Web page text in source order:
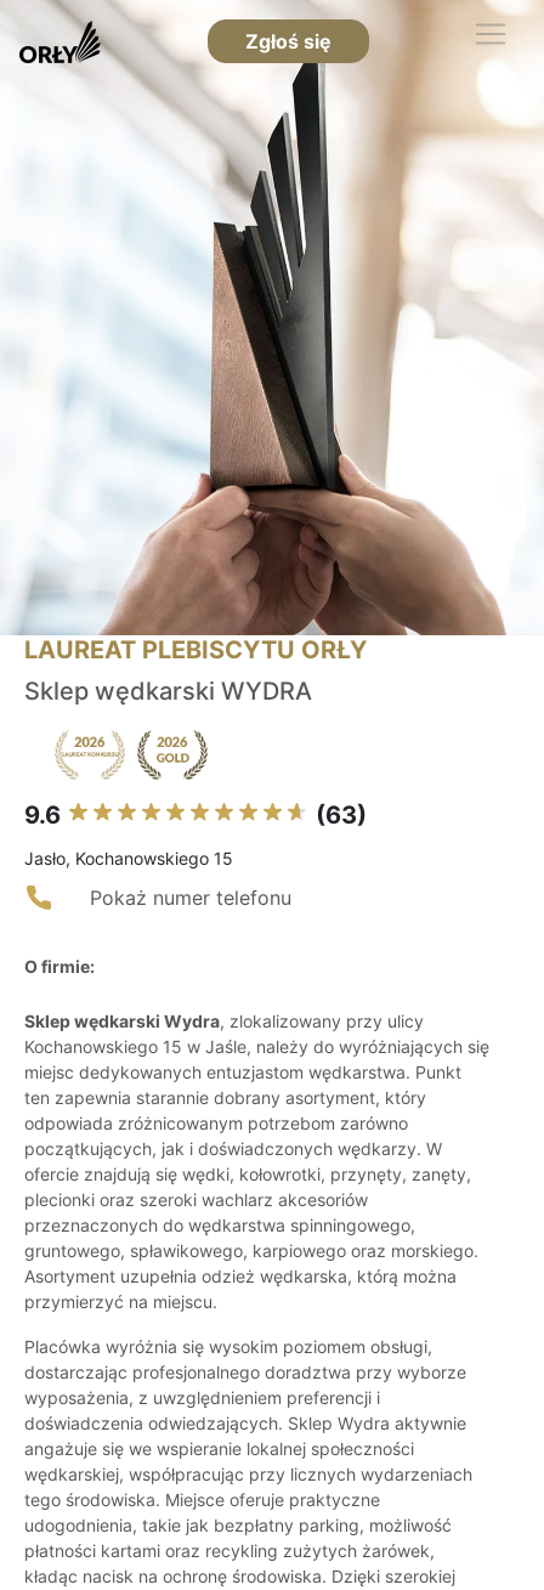
Zgłoś się
LAUREAT PLEBISCYTU ORŁY
Sklep wędkarski WYDRA
9.6 (63)
Jasło, Kochanowskiego 15
Pokaż numer telefonu
O firmie:
Sklep wędkarski Wydra, zlokalizowany przy ulicy
Kochanowskiego 15 w Jaśle, należy do wyróżniających się
miejsc dedykowanych entuzjastom wędkarstwa. Punkt
ten zapewnia starannie dobrany asortyment, który
odpowiada zróżnicowanym potrzebom zarówno
początkujących, jak i doświadczonych wędkarzy. W
ofercie znajdują się wędki, kołowrotki, przynęty, zanęty,
plecionki oraz szeroki wachlarz akcesoriów
przeznaczonych do wędkarstwa spinningowego,
gruntowego, spławikowego, karpiowego oraz morskiego.
Asortyment uzupełnia odzież wędkarska, którą można
przymierzyć na miejscu.
Placówka wyróżnia się wysokim poziomem obsługi,
dostarczając profesjonalnego doradztwa przy wyborze
wyposażenia, z uwzględnieniem preferencji i
doświadczenia odwiedzających. Sklep Wydra aktywnie
angażuje się we wspieranie lokalnej społeczności
wędkarskiej, współpracując przy licznych wydarzeniach
tego środowiska. Miejsce oferuje praktyczne
udogodnienia, takie jak bezpłatny parking, możliwość
płatności kartami oraz recykling zużytych żarówek,
kładąc nacisk na ochronę środowiska. Dzięki szerokiej